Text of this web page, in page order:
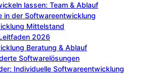
lassen: Team & Ablauf
in der Softwareentwicklung
Mittelstand
2026
Beratung & Ablauf
Softwarelösungen
Individuelle Softwareentwicklung